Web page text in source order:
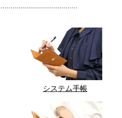
システム手帳